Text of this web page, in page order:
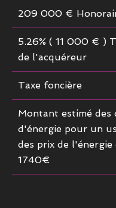
209 000 €
5.26% ( 11 000 € )
de l'acquéreur
Taxe foncière
Montant estimé des
d'énergie pour un
des prix de
1740€